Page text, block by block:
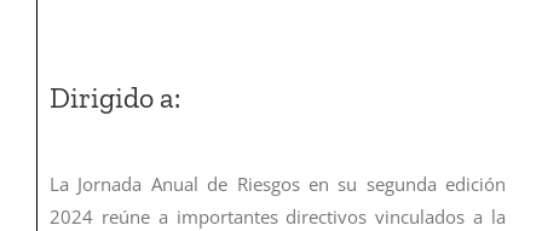
Dirigido a:
La Jornada Anual de Riesgos en su segunda edición
2024 reúne a importantes directivos vinculados a la